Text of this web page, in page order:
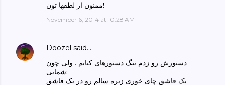
ممنون از لطفها تون!
November 6, 2014 at 10:28 AM
Doozel said…
دستورش رو زدم تنگ دستورهای کتابم . ولی چون
شمایی:
یک قاشق چای خوری زیره سالم رو در یک قاشق